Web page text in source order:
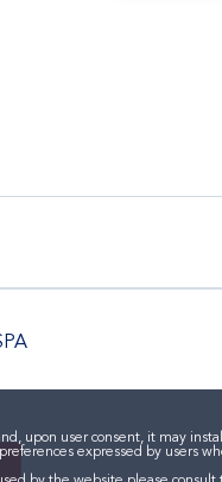
upon user consent, it may
expressed by users